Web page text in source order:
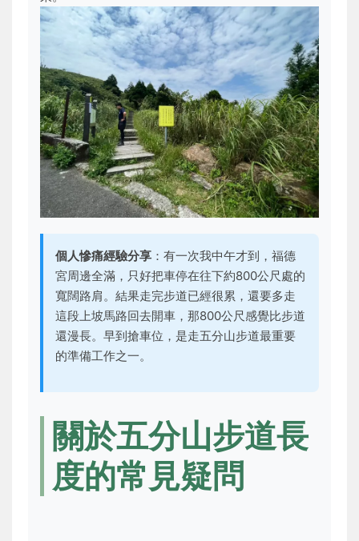
個人慘痛經驗分享 ：有一次我中午才到，福德
宮周邊全滿，只好把車停在往下約800公尺處的
寬闊路肩。結果走完步道已經很累，還要多走
這段上坡馬路回去開車，那800公尺感覺比步道
還漫長。早到搶車位，是走五分山步道最重要
的準備工作之一。
關於五分山步道長
度的常見疑問